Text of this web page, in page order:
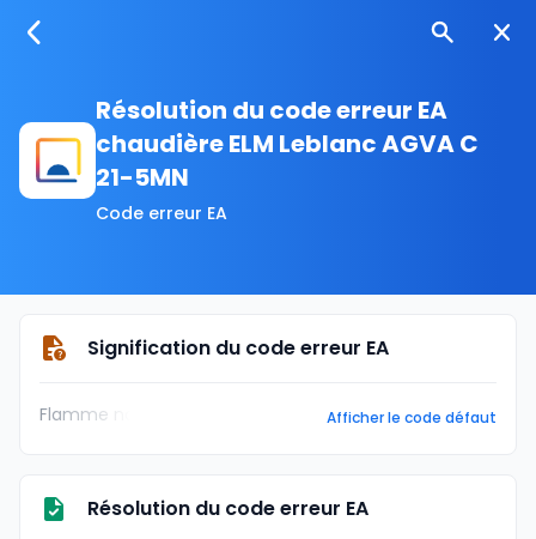
Résolution du code erreur EA
chaudière ELM Leblanc AGVA C
21-5MN
Code erreur EA
Signification du code erreur EA
Flamme non Afficher le code défaut
Résolution du code erreur EA